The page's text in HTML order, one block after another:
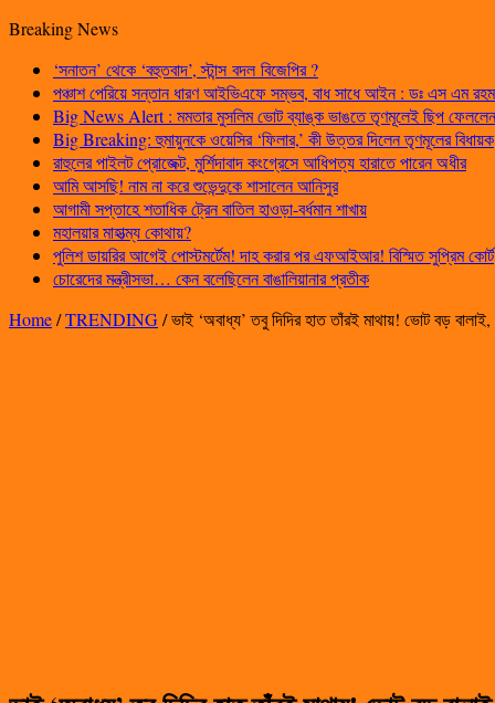
Breaking News
‘সনাতন’ থেকে ‘বহুতবাদ’, স্টান্স বদল বিজেপির ?
পঞ্চাশ পেরিয়ে সন্তান ধারণ আইভিএফে সম্ভব, বাধ সাধে আইন : ডঃ এস এম
Big News Alert : মমতার মুসলিম ভোট ব্যাঙ্ক ভাঙতে তৃণমূলেই ছিপ ফেললেন
Big Breaking: হুমায়ুনকে ওয়েসির ‘ফিলার,’ কী উত্তর দিলেন তৃণমূলের বিধায়ক
রাহুলের পাইলট প্রোজেক্ট, মুর্শিদাবাদ কংগ্রেসে আধিপত্য হারাতে পারেন অধীর
আমি আসছি! নাম না করে শুভেন্দুকে শাসালেন আনিসুর
আগামী সপ্তাহে শতাধিক ট্রেন বাতিল হাওড়া-বর্ধমান শাখায়
মহালয়ার মাহাত্ম্য কোথায়?
পুলিশ ডায়রির আগেই পোস্টমর্টেম! দাহ করার পর এফআইআর! বিস্মিত সুপ্রিম কোর্ট
চোরেদের মন্ত্রীসভা… কেন বলেছিলেন বাঙালিয়ানার প্রতীক
Home/TRENDING/ভাই ‘অবাধ্য’ তবু দিদির হাত তাঁরই মাথায়! ভোট বড়